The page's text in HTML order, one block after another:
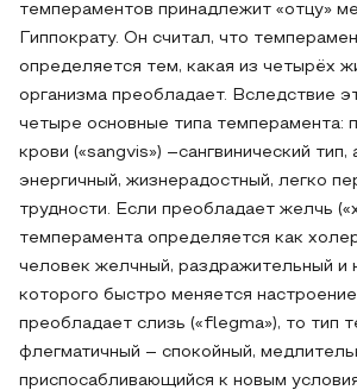
темпераментов принадлежит «отцу»
Гиппократу. Он считал, что
определяется тем, какая из четырёх
организма преобладает. Вследствие
четыре основные типа темперамента:
крови («sangvis») –сангвинический тип,
энергичный, жизнерадостный, легко
трудности. Если преобладает желчь
темперамента определяется как
человек желчный, раздражительный и
которого быстро меняется
преобладает слизь («flegma»), то тип
флегматичный – спокойный,
приспосабливающийся к новым